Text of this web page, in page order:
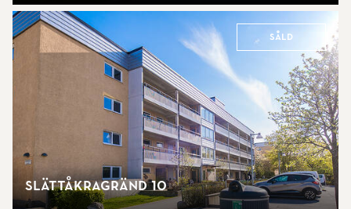
Såld
Slättåkragränd 10